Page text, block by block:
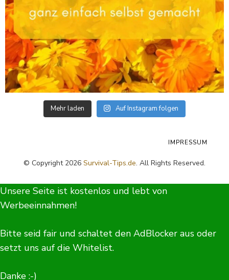
Mehr laden Auf Instagram folgen
© Copyright 2026 Survival-Tips.de. All Rights Reserved.
IMPRESSUM
Unsere Seite ist kostenlos und lebt von
Werbeeinnahmen!
Bitte seid fair und schaltet den AdBlocker aus oder
setzt uns auf die Whitelist.
Danke :-)